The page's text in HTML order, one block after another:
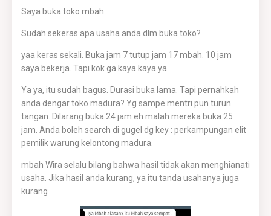
Saya buka toko mbah
Sudah sekeras apa usaha anda dlm buka toko?
yaa keras sekali. Buka jam 7 tutup jam 17 mbah. 10 jam
saya bekerja. Tapi kok ga kaya kaya ya
Ya ya, itu sudah bagus. Durasi buka lama. Tapi pernahkah
anda dengar toko madura? Yg sampe mentri pun turun
tangan. Dilarang buka 24 jam eh malah mereka buka 25
jam. Anda boleh search di gugel dg key : perkampungan elit
pemilik warung kelontong madura.
mbah Wira selalu bilang bahwa hasil tidak akan menghianati
usaha. Jika hasil anda kurang, ya itu tanda usahanya juga
kurang